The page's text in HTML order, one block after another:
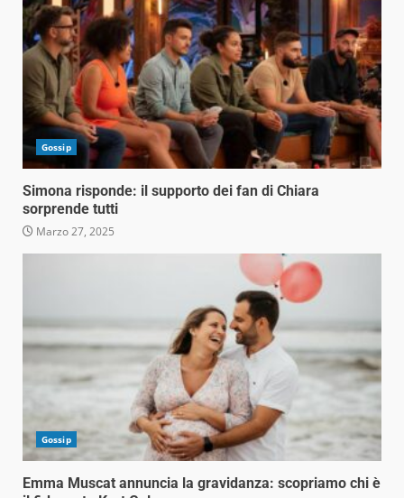
Gossip
Simona risponde: il supporto dei fan di Chiara
sorprende tutti
Marzo 27, 2025
Gossip
Emma Muscat annuncia la gravidanza: scopriamo chi è